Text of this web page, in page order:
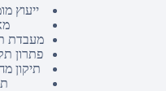
ייעוץ
מעבדת
פתרון
תיקון